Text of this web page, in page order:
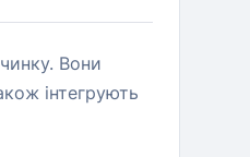
Вони
інтегрують